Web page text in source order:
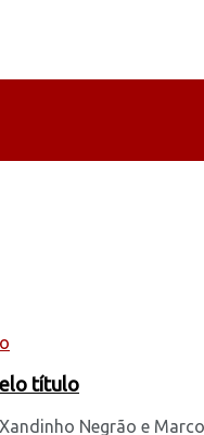
título
Negrão e